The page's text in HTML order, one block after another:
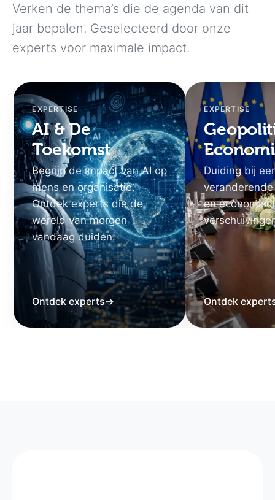
Verken de thema’s die de agenda van dit
jaar bepalen. Geselecteerd door onze
experts voor maximale impact.
EXPERTISE
AI & De
Toekomst
Begrijp de impact van AI op
mens en organisatie.
Ontdek experts die de
wereld van morgen
vandaag duiden.
Ontdek experts→
EXPERTISE
Duiding bij
en
Ontdek